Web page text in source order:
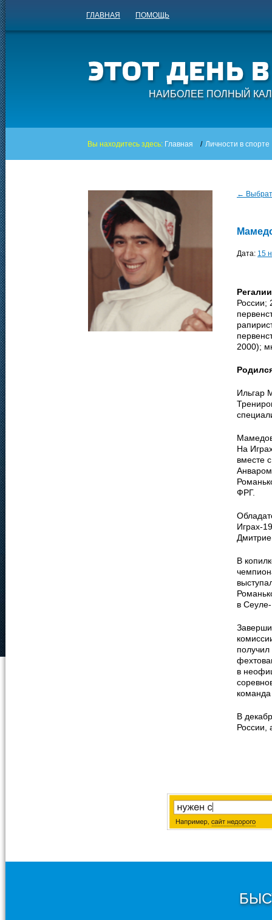
ГЛАВНАЯ ПОМОЩЬ
НАИБОЛЕЕ ПОЛНЫЙ
Вы находитесь здесь: Главная / Личности в спорте
←
Дата: 15
России;
2000);
Ильгар
На
вместе
ФРГ.
Играх-
В
в
в
В
России,